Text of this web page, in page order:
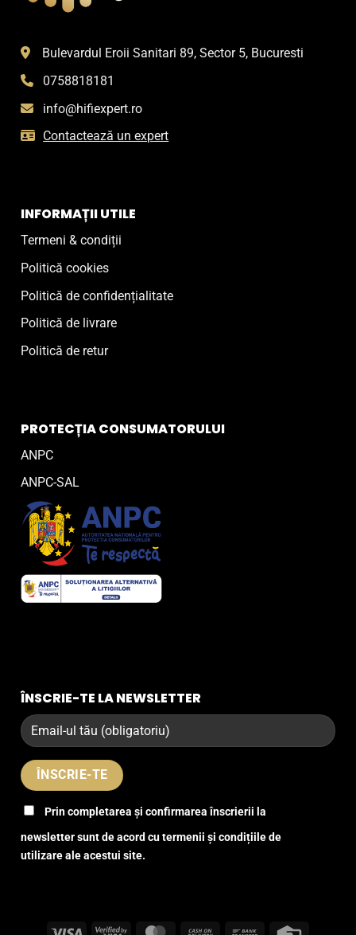
Bulevardul Eroii Sanitari 89, Sector 5, Bucuresti
0758818181
info@hifiexpert.ro
Contactează un expert
INFORMAȚII UTILE
Termeni & condiții
Politică cookies
Politică de confidențialitate
Politică de livrare
Politică de retur
PROTECȚIA CONSUMATORULUI
ANPC
ANPC-SAL
ÎNSCRIE-TE LA NEWSLETTER
Prin completarea și confirmarea înscrierii la
newsletter sunt de acord cu termenii și condițiile de
utilizare ale acestui site.